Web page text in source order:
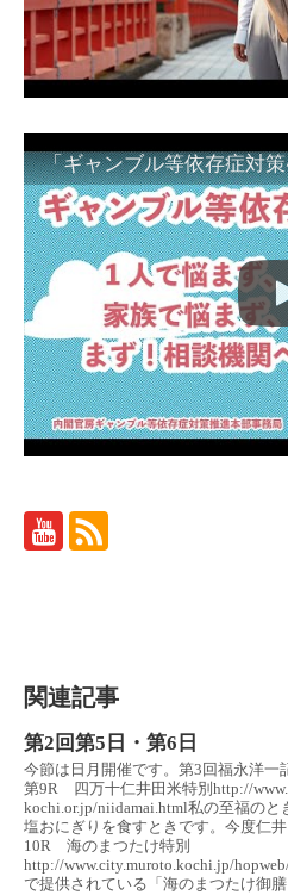
関連記事
第2回第5日・第6日
今節は日月開催です。第3回福永洋一
第9R 四万十仁井田米特別http://
kochi.or.jp/niidamai.html私の至福の
塩おにぎりを食すときです。今度仁
10R 海のまつたけ特別
http://www.city.muroto.kochi.jp/
で提供されている「海のまつたけ御